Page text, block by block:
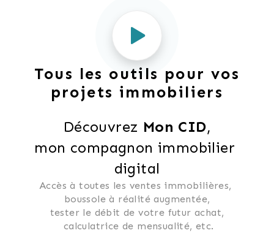
Tous les outils pour vos
projets immobiliers
Découvrez Mon CID,
mon compagnon immobilier
digital
Accès à toutes les ventes immobilières,
boussole à réalité augmentée,
tester le débit de votre futur achat,
calculatrice de mensualité, etc.